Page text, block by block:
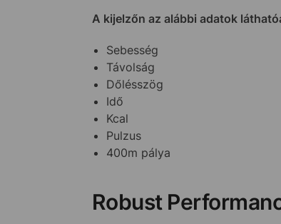
A kijelzőn az alábbi adatok
Sebesség
Távolság
Dőlésszög
Idő
Kcal
Pulzus
400m pálya
Robust